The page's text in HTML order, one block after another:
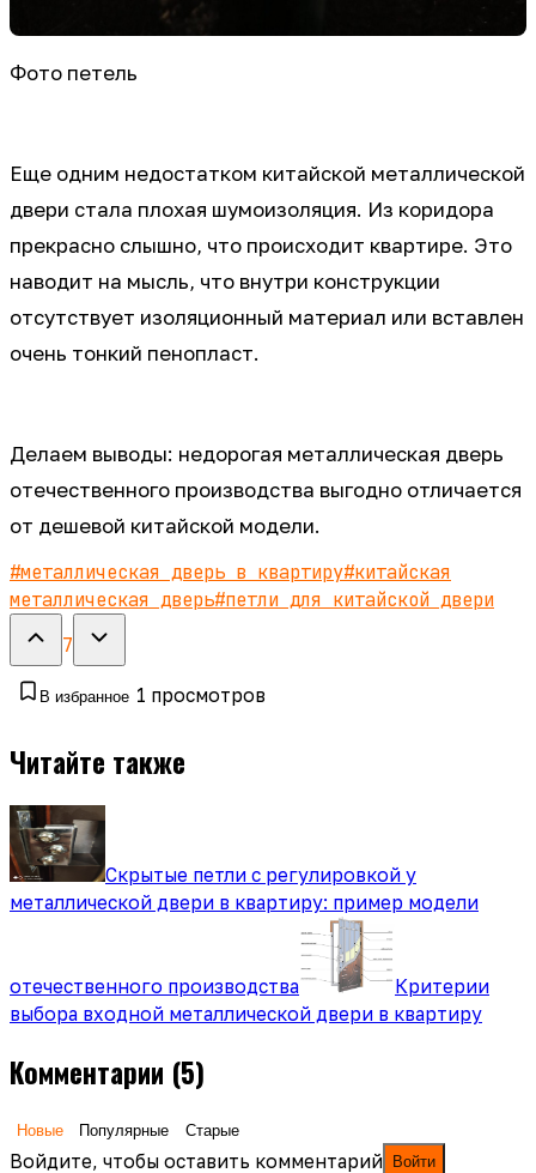
Фото петель
Еще одним недостатком китайской металлической
двери стала плохая шумоизоляция. Из коридора
прекрасно слышно, что происходит квартире. Это
наводит на мысль, что внутри конструкции
отсутствует изоляционный материал или вставлен
очень тонкий пенопласт.
Делаем выводы: недорогая металлическая дверь
отечественного производства выгодно отличается
от дешевой китайской модели.
#металлическая дверь в квартиру#китайская
металлическая дверь#петли для китайской двери
7
В избранное 1 просмотров
Читайте также
Скрытые петли с регулировкой у
металлической двери в квартиру: пример модели
отечественного производства
Критерии
выбора входной металлической двери в квартиру
Комментарии (5)
Новые Популярные Старые
Войдите, чтобы оставить комментарий Войти